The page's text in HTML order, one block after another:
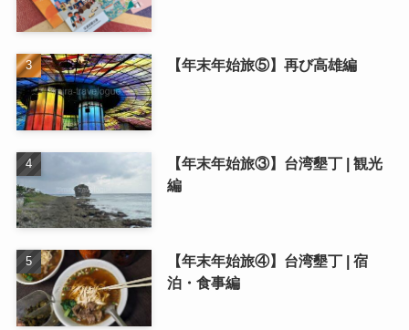
【年末年始旅⑤】再び高雄編
【年末年始旅③】台湾墾丁 | 観光
編
【年末年始旅④】台湾墾丁 | 宿
泊・食事編